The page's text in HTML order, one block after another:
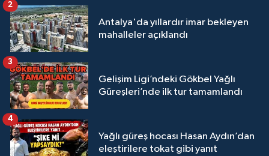
Antalya'da yıllardır imar bekleyen
mahalleler açıklandı
2
Gelişim Ligi’ndeki Gökbel Yağlı
Güreşleri’nde ilk tur tamamlandı
3
Yağlı güreş hocası Hasan Aydın’dan
eleştirilere tokat gibi yanıt
4